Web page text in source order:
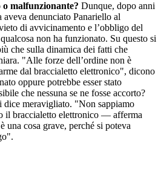
o malfunzionante? Dunque, dopo anni
denunciato Panariello al
di avvicinamento e l’obbligo del
non ha funzionato. Su questo si
che sulla dinamica dei fatti che
"Alle forze dell’ordine non è
dal braccialetto elettronico", dicono
oppure potrebbe esser stato
che nessuna se ne fosse accorto?
dice meravigliato. "Non sappiamo
il braccialetto elettronico — afferma
cosa grave, perché si poteva